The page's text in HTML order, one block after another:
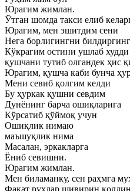
Юрагим жимлан.
Ўтган шомда такси елиб
Юрагим, мен эшитдим сени
Нега борлигингни
Кўкрагим остини ушлаб
қушчани тутиб олгандек ҳис
Юрагим, қушча каби бунча
Мени севиб қолгим келди
Бу ҳуркак қушни севдим
Дунёнинг барча ошиқларига
Кўрсатиб қўймоқ учун
Ошиқлик нимаю
маъшуқлик нима
Масалан, эркакларга
Ёниб севишни.
Юрагим жимлан.
Мен биламанку, сен раҳмга
Фақат руҳлар шивирин